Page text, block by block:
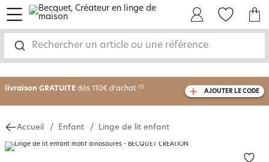
Rechercher un article ou une référence
menu
-30% sur votre commande
dès 2 articles
achetés
AJOUTER LE CODE
Accueil Enfant Linge de lit enfant